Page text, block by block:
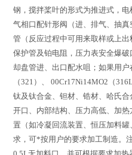
钢，搅拌桨叶的形式为推进式，
气相口配针形阀（进、排气、抽
管（反应过程中可用来取样或上
保护管及铂电阻，压力表安全爆
却盘管进、出口配水咀；如果用户
（321 ）、 00Cr17Ni14MO2 （316L
钛及钛合金、钽材、锆材、哈氏
开口、内部结构、压力高低、加
置（如冷凝回流装置、恒压加料
求，可*按用户的要求加工制造。